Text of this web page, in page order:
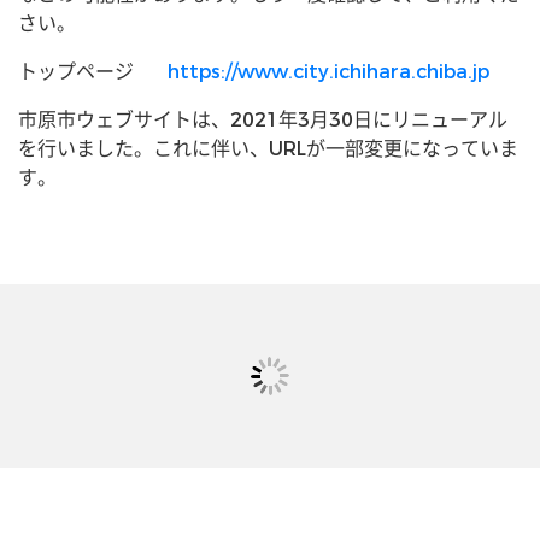
さい。
トップページ https://www.city.ichihara.chiba.jp
市原市ウェブサイトは、2021年3月30日にリニューアル
を行いました。これに伴い、URLが一部変更になっていま
す。